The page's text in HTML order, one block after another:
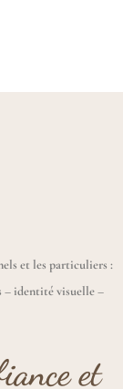
et les particuliers :
– identité visuelle –
et